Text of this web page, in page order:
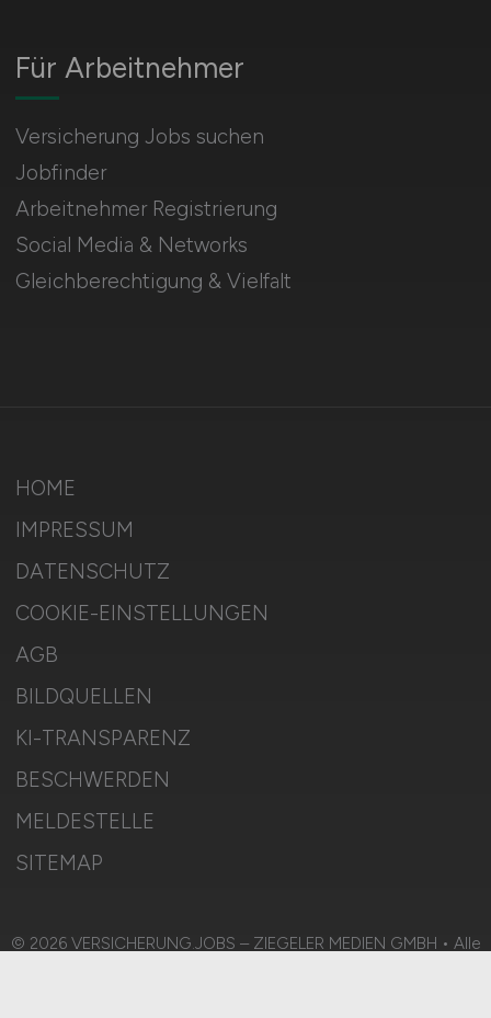
Für Arbeitnehmer
Versicherung Jobs suchen
Jobfinder
Arbeitnehmer Registrierung
Social Media & Networks
Gleichberechtigung & Vielfalt
HOME
IMPRESSUM
DATENSCHUTZ
COOKIE-EINSTELLUNGEN
AGB
BILDQUELLEN
KI-TRANSPARENZ
BESCHWERDEN
MELDESTELLE
SITEMAP
© 2026 VERSICHERUNG.JOBS – ZIEGELER MEDIEN GMBH • Alle